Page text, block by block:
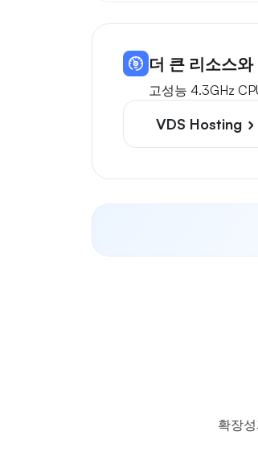
더 큰 리소스
고성능 4.3GHz
VDS Hosting
확장